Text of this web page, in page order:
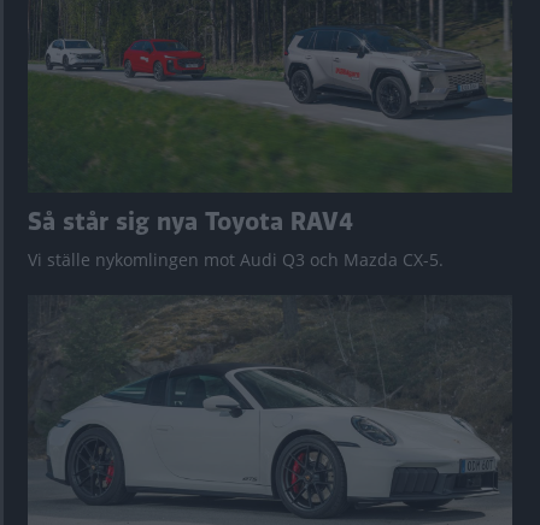
Så står sig nya Toyota RAV4
Vi ställe nykomlingen mot Audi Q3 och Mazda CX-5.